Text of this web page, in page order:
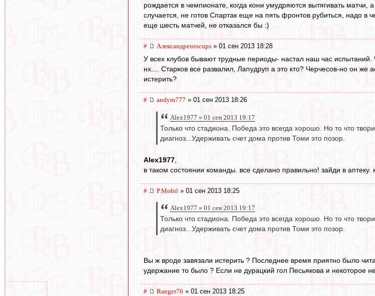
рождается в чемпионате, когда кони умудряются вытягивать
случается, не готов Спартак еще на пять фронтов рубиться, надо
еще шесть матчей, не отказался бы :)
# Александрeurocups » 01 сен 2013 18:28
У всех клубов бывают трудные периоды- настал наш час
нх.... Старков все развалил, Лапудруп а это кто? Черчесов-но он
истерить?
# andym777 » 01 сен 2013 18:26
Alex1977 » 01 сен 2013 19:17
Только что стадиона. Победа это всегда хорошо. Но то что
диагноз...Удерживать счет дома против Томи это позор.
Alex1977
в таком состоянии команды. все сделано правильно! зайди в аптеку.
# P.Mobil » 01 сен 2013 18:25
Alex1977 » 01 сен 2013 19:17
Только что стадиона. Победа это всегда хорошо. Но то что
диагноз...Удерживать счет дома против Томи это позор.
Вы ж вроде завязали истерить ? Последнее время приятно было
удержание то было ? Если не дурацкий гол Песьякова и некоторое
# Ranger76 » 01 сен 2013 18:25